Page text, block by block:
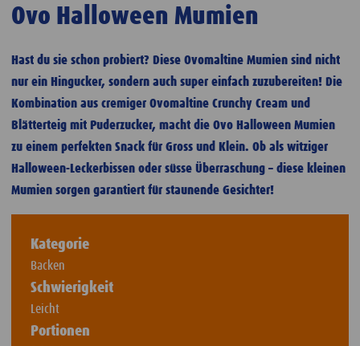
Ovo Halloween Mumien
Hast du sie schon probiert? Diese Ovomaltine Mumien sind nicht
nur ein Hingucker, sondern auch super einfach zuzubereiten! Die
Kombination aus cremiger Ovomaltine Crunchy Cream und
Blätterteig mit Puderzucker, macht die Ovo Halloween Mumien
zu einem perfekten Snack für Gross und Klein. Ob als witziger
Halloween-Leckerbissen oder süsse Überraschung – diese kleinen
Mumien sorgen garantiert für staunende Gesichter!
Kategorie
Backen
Schwierigkeit
Leicht
Portionen